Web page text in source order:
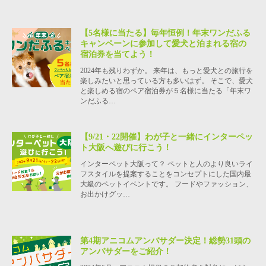
【5名様に当たる】毎年恒例！年末ワンだふる
キャンペーンに参加して愛犬と泊まれる宿の
宿泊券を当てよう！
2024年も残りわずか。 来年は、もっと愛犬との旅行を
楽しみたいと思っている方も多いはず。 そこで、愛犬
と楽しめる宿のペア宿泊券が５名様に当たる「年末ワ
ンだふる…
【9/21・22開催】わが子と一緒にインターペッ
ト大阪へ遊びに行こう！
インターペット大阪って？ ペットと人のより良いライ
フスタイルを提案することをコンセプトにした国内最
大級のペットイベントです。 フードやファッション、
お出かけグッ…
第4期アニコムアンバサダー決定！総勢31頭の
アンバサダーをご紹介！